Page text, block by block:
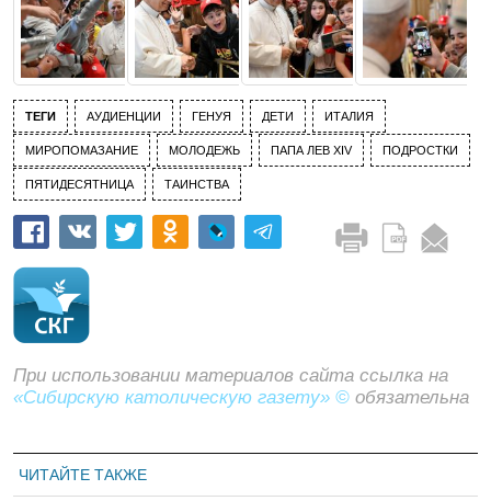
ТЕГИ АУДИЕНЦИИ ГЕНУЯ ДЕТИ ИТАЛИЯ
МИРОПОМАЗАНИЕ МОЛОДЕЖЬ ПАПА ЛЕВ XIV ПОДРОСТКИ
ПЯТИДЕСЯТНИЦА ТАИНСТВА
При использовании материалов сайта ссылка на
«Сибирскую католическую газету» © обязательна
ЧИТАЙТЕ ТАКЖЕ